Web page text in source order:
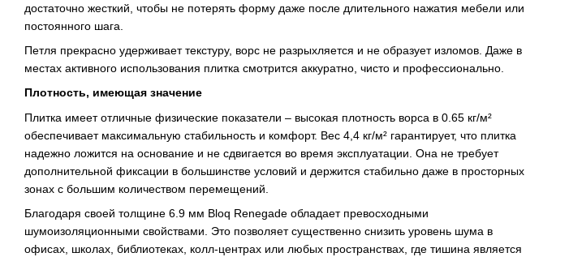
достаточно жесткий, чтобы не потерять форму даже после длительного нажатия мебели или
постоянного шага.
Петля прекрасно удерживает текстуру, ворс не разрыхляется и не образует изломов. Даже в
местах активного использования плитка смотрится аккуратно, чисто и профессионально.
Плотность, имеющая значение
Плитка имеет отличные физические показатели – высокая плотность ворса в 0.65 кг/м²
обеспечивает максимальную стабильность и комфорт. Вес 4,4 кг/м² гарантирует, что плитка
надежно ложится на основание и не сдвигается во время эксплуатации. Она не требует
дополнительной фиксации в большинстве условий и держится стабильно даже в просторных
зонах с большим количеством перемещений.
Благодаря своей толщине 6.9 мм Bloq Renegade обладает превосходными
шумоизоляционными свойствами. Это позволяет существенно снизить уровень шума в
офисах, школах, библиотеках, колл-центрах или любых пространствах, где тишина является